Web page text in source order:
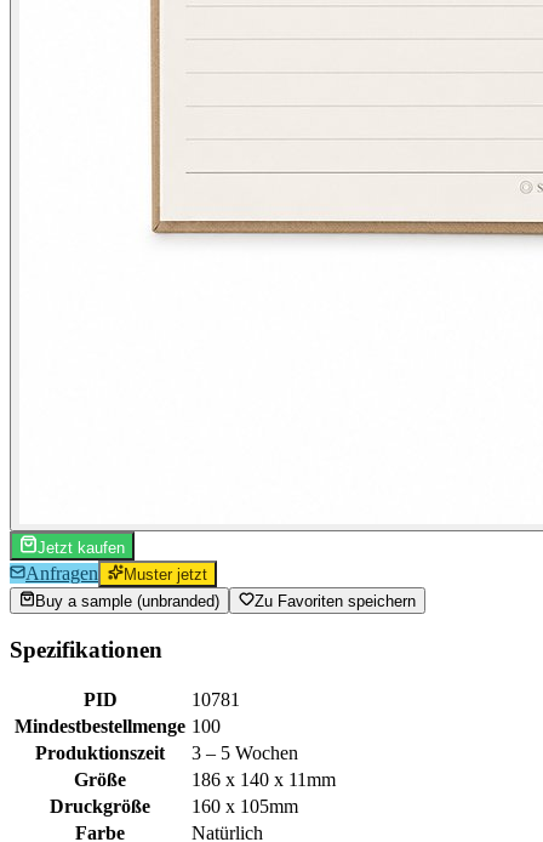
Jetzt kaufen
Anfragen
Muster jetzt
Buy a sample (unbranded)
Zu Favoriten speichern
Spezifikationen
PID
10781
Mindestbestellmenge 100
Produktionszeit
3 – 5 Wochen
Größe
186 x 140 x 11mm
Druckgröße
160 x 105mm
Farbe
Natürlich